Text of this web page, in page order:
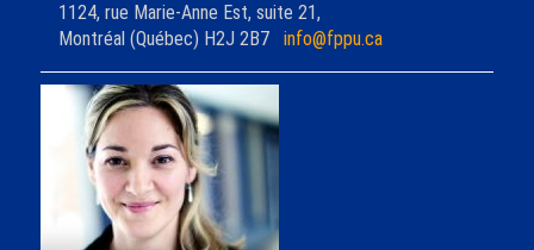
1124, rue Marie-Anne Est, suite 21,
Montréal (Québec) H2J 2B7 info@fppu.ca